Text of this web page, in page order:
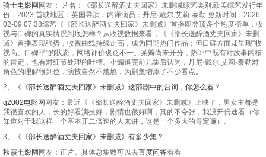
骑士电影网网友： 片名：《部长送醉酒丈夫回家》未删减综艺类别:欧美综艺发行年
份：2023 首映地区：英国导演：内详演员：丹尼·戴尔,艾莉·泰勒 更新时间：2026-
02-09 07:38综艺《《部长送醉酒丈夫回家》未删减》首播即登顶多个热度榜单，收
视与口碑的真实情况到底怎样？从收视数据来看，《《部长送醉酒丈夫回家》未删
减》首播表现强势，收视曲线持续走高，成为同期热门作品；但口碑方面却呈现“收
视高、口碑平”的状态，网络评价褒贬不一。某瓣尚未开分，热评中既有对故事内核
的肯定，也有对细节处理的吐槽。小编追完前几集后认为，丹尼·戴尔,艾莉·泰勒对
角色的理解很到位，演技自然不尴尬，为剧集增添了不少看点。
2、
《《部长送醉酒丈夫回家》未删减》这部剧中的台词，你怎么看？
q2002电影网网友：最近《《部长送醉酒丈夫回家》未删减》上映了，男女主都是
我很喜欢的人，长的好看演技好，剧情也很好啊，真的不夸张，我没开倍速看（你
知道对于我这样一个基本开二倍速的人来讲，这是一个多大的肯定嘛）。
3、
《《部长送醉酒丈夫回家》未删减》有多少集？
秋霞电影网网友：正片。具体总集数可以去百度问答看看